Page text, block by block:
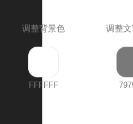
调整背景色 调整